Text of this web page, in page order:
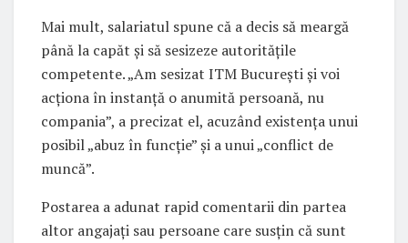
Mai mult, salariatul spune că a decis să meargă
până la capăt și să sesizeze autoritățile
competente. „Am sesizat ITM București și voi
acționa în instanță o anumită persoană, nu
compania”, a precizat el, acuzând existența unui
posibil „abuz în funcție” și a unui „conflict de
muncă”.
Postarea a adunat rapid comentarii din partea
altor angajați sau persoane care susțin că sunt